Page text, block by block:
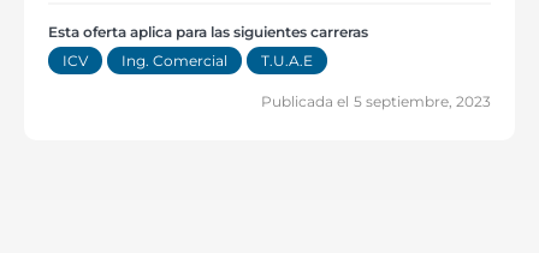
Esta oferta aplica para las siguientes carreras
ICV
Ing. Comercial T.U.A.E
Publicada el 5 septiembre, 2023